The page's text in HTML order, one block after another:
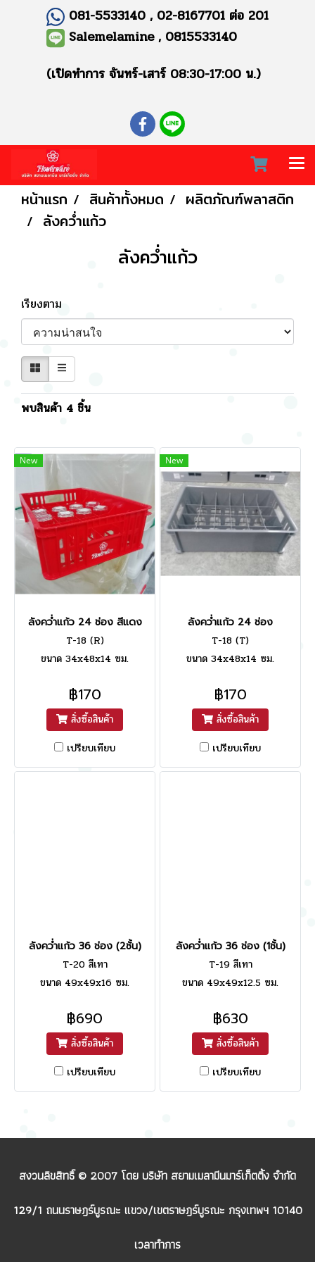
081-5533140 , 02-8167701 ต่อ 201
Salemelamine , 0815533140
(เปิดทำการ จันทร์-เสาร์ 08:30-17:00 น.)
หน้าแรก สินค้าทั้งหมด
ผลิตภัณฑ์พลาสติก
ลังคว่ำแก้ว
ลังคว่ำแก้ว
เรียงตาม
พบสินค้า 4 ชิ้น
New
ลังคว่ำแก้ว 24 ช่อง สีแดง
T-18 (R)
ขนาด 34x48x14 ซม.
฿170
สั่งซื้อสินค้า
เปรียบเทียบ
New
ลังคว่ำแก้ว 24 ช่อง
T-18 (T)
ขนาด 34x48x14 ซม.
฿170
สั่งซื้อสินค้า
เปรียบเทียบ
ลังคว่ำแก้ว 36 ช่อง (2ชั้น)
T-20 สีเทา
ขนาด 49x49x16 ซม.
฿690
สั่งซื้อสินค้า
เปรียบเทียบ
ลังคว่ำแก้ว 36 ช่อง (1ชั้น)
T-19 สีเทา
ขนาด 49x49x12.5 ซม.
฿630
สั่งซื้อสินค้า
เปรียบเทียบ
สงวนลิขสิทธิ์ © 2007 โดย บริษัท สยามเมลามีนมาร์เก็ตติ้ง จำกัด
129/1 ถนนราษฎร์บูรณะ แขวง/เขตราษฎร์บูรณะ กรุงเทพฯ 10140
เวลาทำการ